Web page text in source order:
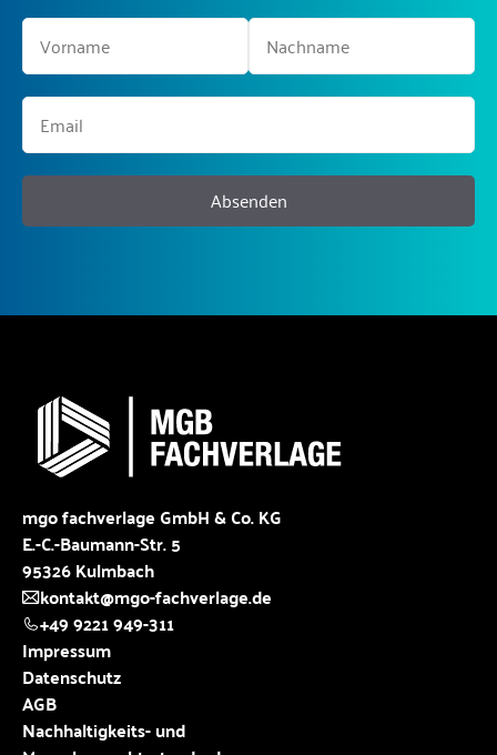
Absenden
mgo fachverlage GmbH & Co. KG
E.-C.-Baumann-Str. 5
95326 Kulmbach
kontakt@mgo-fachverlage.de
+49 9221 949-311
Impressum
Datenschutz
AGB
Nachhaltigkeits- und